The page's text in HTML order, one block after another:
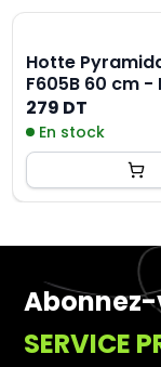
Hotte
F605B 60 cm -
279 DT
En stock
SERVICE